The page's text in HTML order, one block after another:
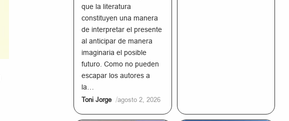
que la literatura
constituyen una manera
de interpretar el presente
al anticipar de manera
imaginaria el posible
futuro. Como no pueden
escapar los autores a
la…
Toni Jorge /agosto 2, 2026